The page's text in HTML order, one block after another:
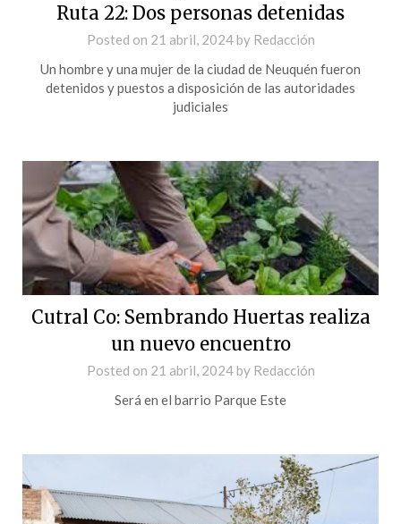
Ruta 22: Dos personas detenidas
Posted on 21 abril, 2024by Redacción
Un hombre y una mujer de la ciudad de Neuquén fueron
detenidos y puestos a disposición de las autoridades
judiciales
Cutral Co: Sembrando Huertas realiza
un nuevo encuentro
Posted on 21 abril, 2024by Redacción
Será en el barrio Parque Este